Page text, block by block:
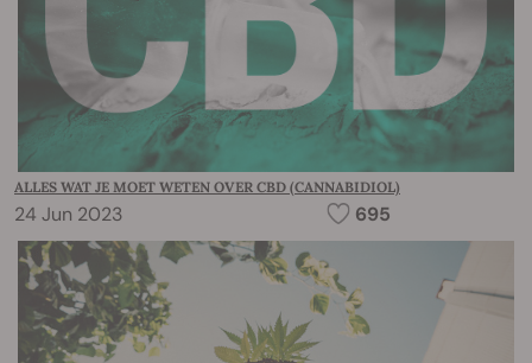
ALLES WAT JE MOET WETEN OVER CBD (CANNABIDIOL)
24 Jun 2023 695